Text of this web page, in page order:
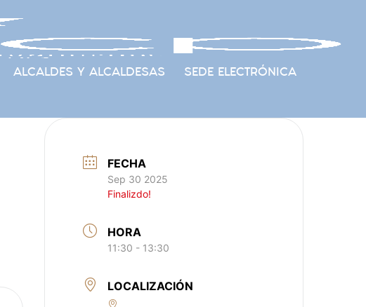
ALCALDES Y ALCALDESAS SEDE ELECTRÓNICA
FECHA
Sep 30 2025
Finalizdo!
HORA
11:30 - 13:30
LOCALIZACIÓN